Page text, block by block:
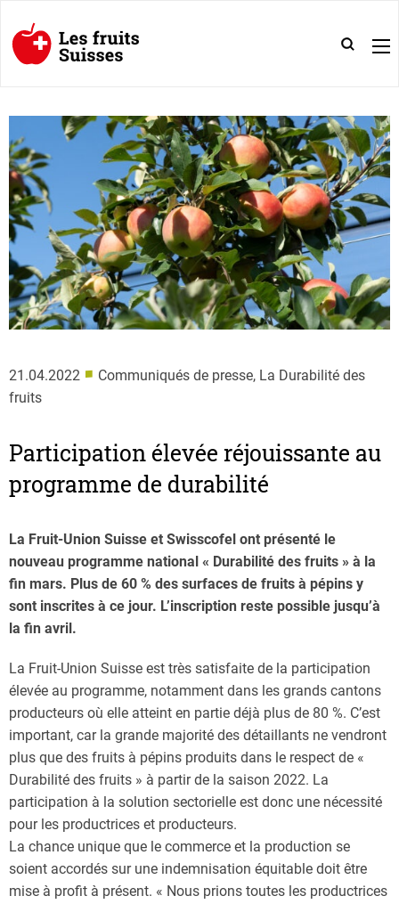
21.04.2022 ■ Communiqués de presse, La Durabilité des
fruits
Participation élevée réjouissante au
programme de durabilité
La Fruit-Union Suisse et Swisscofel ont présenté le
nouveau programme national « Durabilité des fruits » à la
fin mars. Plus de 60 % des surfaces de fruits à pépins y
sont inscrites à ce jour. L’inscription reste possible jusqu’à
la fin avril.
La Fruit-Union Suisse est très satisfaite de la participation
élevée au programme, notamment dans les grands cantons
producteurs où elle atteint en partie déjà plus de 80 %. C’est
important, car la grande majorité des détaillants ne vendront
plus que des fruits à pépins produits dans le respect de «
Durabilité des fruits » à partir de la saison 2022. La
participation à la solution sectorielle est donc une nécessité
pour les productrices et producteurs.
La chance unique que le commerce et la production se
soient accordés sur une indemnisation équitable doit être
mise à profit à présent. « Nous prions toutes les productrices